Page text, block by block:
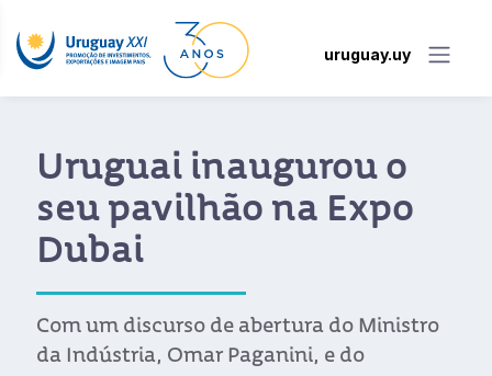
uruguay.uy
Uruguai inaugurou o
seu pavilhão na Expo
Dubai
Com um discurso de abertura do Ministro
da Indústria, Omar Paganini, e do